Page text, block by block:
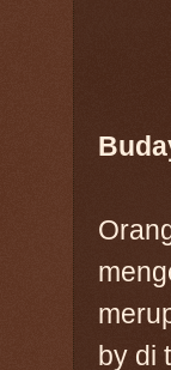
by di